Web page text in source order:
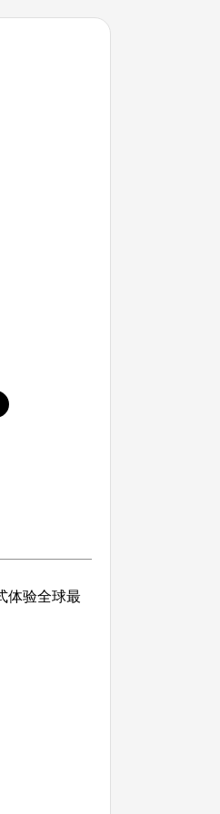
体验全球最